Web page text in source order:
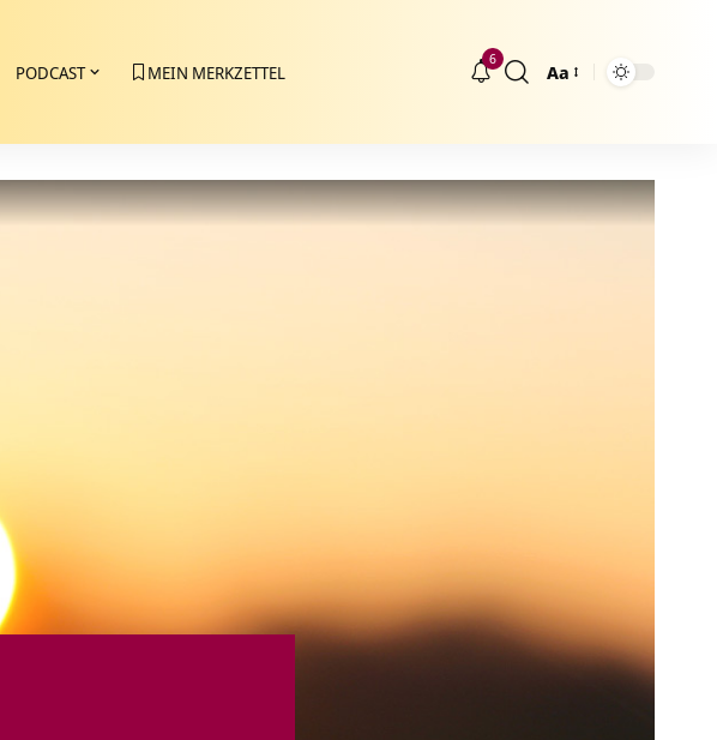
PODCAST MEIN MERKZETTEL
6
Größenänderung
Aa